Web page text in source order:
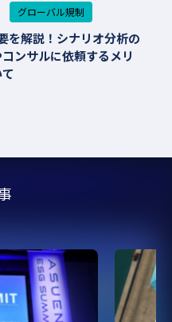
グローバル規制
を解説！シナリオ分析の
ンサルに依頼するメリ